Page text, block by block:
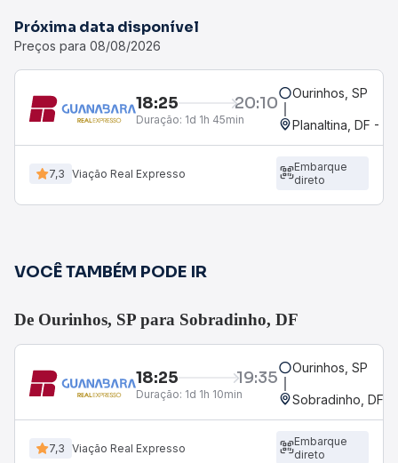
Próxima data disponível
Preços para 08/08/2026
18:25 20:10
Duração: 1d 1h 45min
Ourinhos, SP
Planaltina, DF -
7,3 Viação Real Expresso
Embarque
direto
VOCÊ TAMBÉM PODE IR
De Ourinhos, SP para Sobradinho, DF
18:25 19:35
Duração: 1d 1h 10min
Ourinhos, SP
Sobradinho, DF
7,3 Viação Real Expresso
Embarque
direto